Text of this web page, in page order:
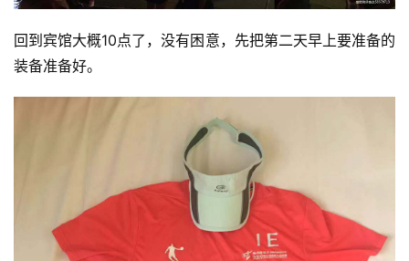
观
察
回到宾馆大概10点了，没有困意，先把第二天早上要准备的
装备准备好。